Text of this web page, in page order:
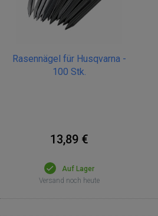
Rasennägel für Husqvarna -
100 Stk.
13,89 €
Auf Lager
Versand noch heute